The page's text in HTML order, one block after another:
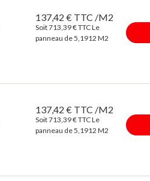
137,42 € TTC /M2
Soit 713,39 € TTC Le
panneau de 5,1912 M2
137,42 € TTC /M2
Soit 713,39 € TTC Le
panneau de 5,1912 M2